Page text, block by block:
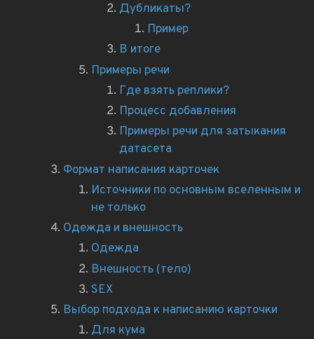
Дубликаты?
Пример
В итоге
Примеры речи
Где взять реплики?
Процесс добавления
Примеры речи для затыкания
датасета
Формат написания карточек
Источники по основным вселенным и
не только
Одежда и внешность
Одежда
Внешность (тело)
SEX
Выбор подхода к написанию карточки
Для кума